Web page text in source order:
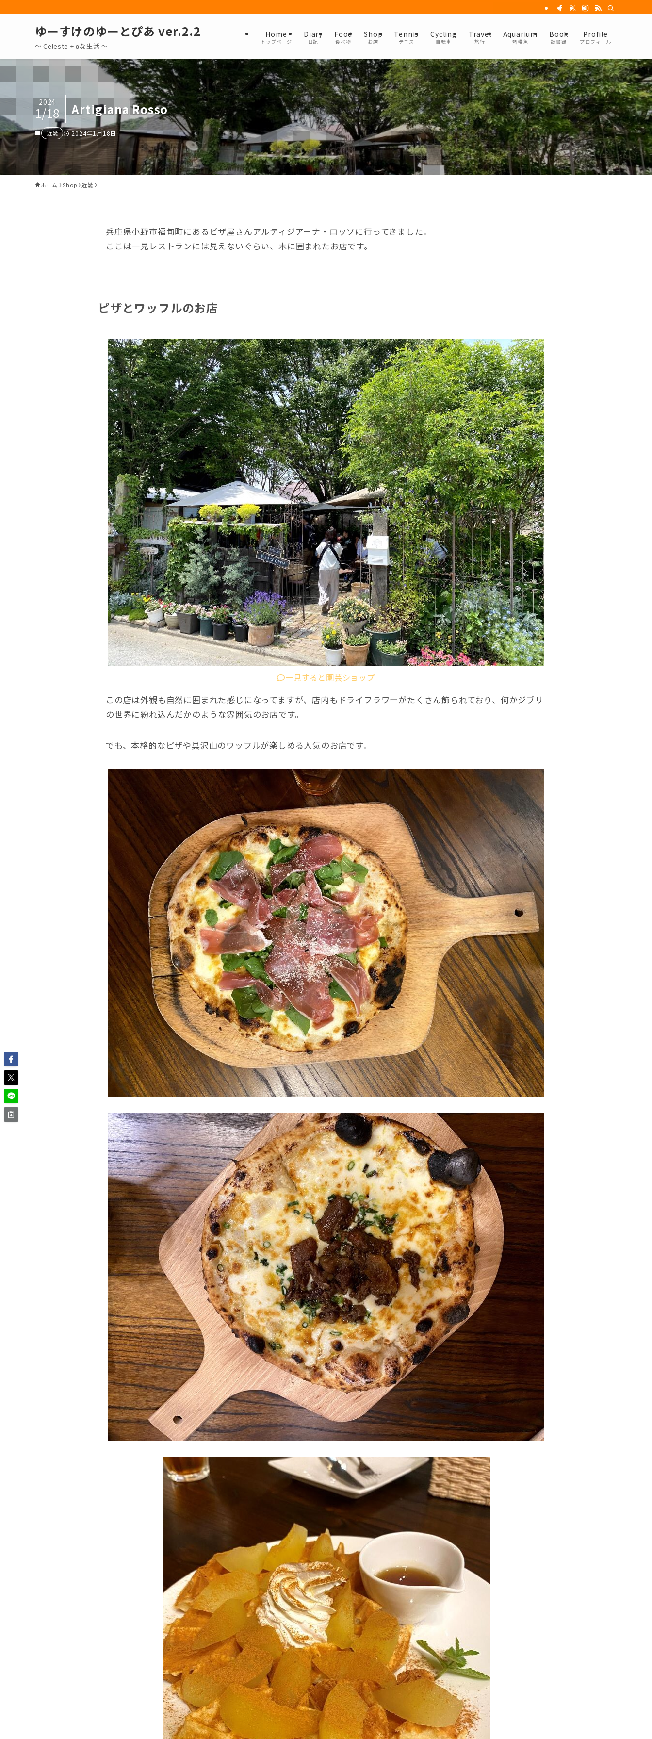
ゆーすけのゆーとぴあ ver.2.2
～ Celeste + αな生活 〜
Home
トップページ
Diary
日記
Food
食べ物
Shop
お店
Tennis
テニス
Cycling
自転車
Travel
旅行
Aquarium
熱帯魚
Book
読書録
Profile
プロフィール
Artigiana Rosso
2024
1/18
近畿 2024年1月18日
ホーム Shop 近畿
兵庫県小野市福甸町にあるピザ屋さんアルティジアーナ・ロッソに行ってきました。
ここは一見レストランには見えないぐらい、木に囲まれたお店です。
ピザとワッフルのお店
一見すると園芸ショップ
この店は外観も自然に囲まれた感じになってますが、店内もドライフラワーがたくさん飾られており、何かジブリ
の世界に紛れ込んだかのような雰囲気のお店です。
でも、本格的なピザや具沢山のワッフルが楽しめる人気のお店です。